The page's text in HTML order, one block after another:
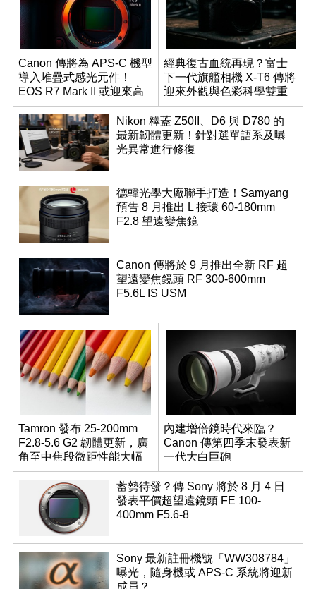
Canon 傳將為 APS-C 機型
導入堆疊式感光元件！
EOS R7 Mark II 或迎來高
速讀出升級
經典復古血統再現？富士
下一代旗艦相機 X-T6 傳將
迎來外觀與色彩科學雙重
優化
Nikon 釋蓋 Z50II、D6 與 D780 的
最新韌體更新！針對選單語系及曝
光異常進行修復
德韓光學大廠聯手打造！Samyang
預告 8 月推出 L 接環 60-180mm
F2.8 望遠變焦鏡
Canon 傳將於 9 月推出全新 RF 超
望遠變焦鏡頭 RF 300-600mm
F5.6L IS USM
Tamron 發布 25-200mm
F2.8-5.6 G2 韌體更新，廣
角至中焦段微距性能大幅
升級
內建增倍鏡時代來臨？
Canon 傳第四季末發表新
一代大白巨砲
蓄勢待發？傳 Sony 將於 8 月 4 日
發表平價超望遠鏡頭 FE 100-
400mm F5.6-8
Sony 最新註冊機號「WW308784」
曝光，隨身機或 APS-C 系統將迎新